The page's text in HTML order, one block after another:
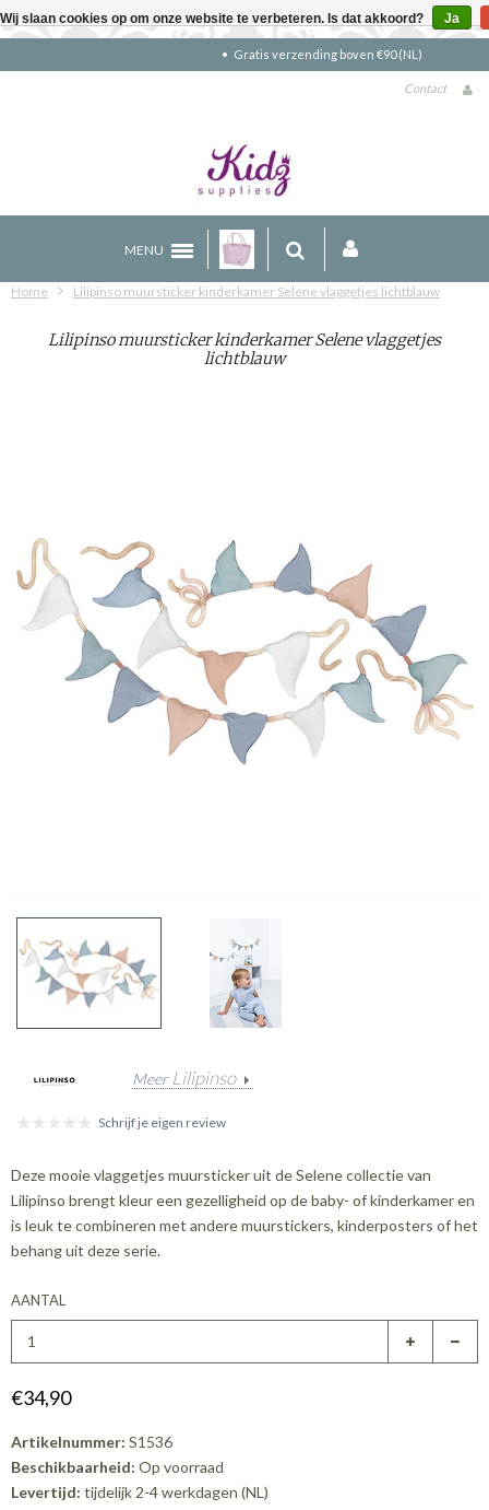
Gratis verzending boven €90 (NL)
Contact
MENU
Home Lilipinso muursticker kinderkamer Selene vlaggetjes lichtblauw
Lilipinso muursticker kinderkamer Selene vlaggetjes
lichtblauw
Meer Lilipinso
Schrijf je eigen review
Deze mooie vlaggetjes muursticker uit de Selene collectie van
Lilipinso brengt kleur een gezelligheid op de baby- of kinderkamer en
is leuk te combineren met andere muurstickers, kinderposters of het
behang uit deze serie.
AANTAL
€34,90
Artikelnummer: S1536
Beschikbaarheid: Op voorraad
Levertijd: tijdelijk 2-4 werkdagen (NL)
Wij slaan cookies op om onze website te verbeteren. Is dat akkoord? Ja